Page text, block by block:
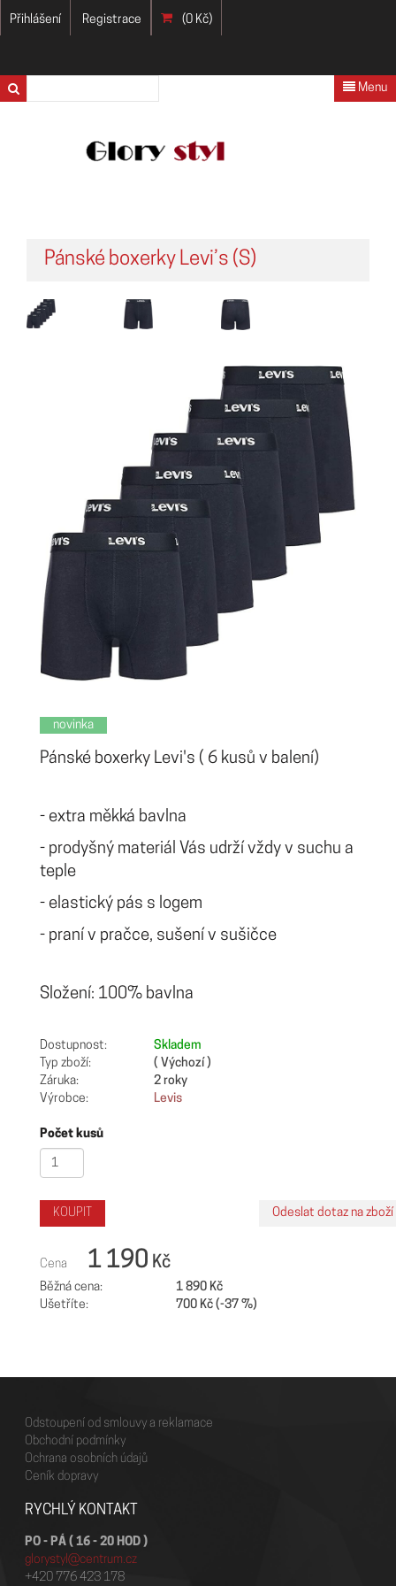
Přihlášení Registrace (0 Kč)
Menu
Pánské boxerky Levi’s (S)
novinka
Pánské boxerky Levi's ( 6 kusů v balení)
- extra měkká bavlna
- prodyšný materiál Vás udrží vždy v suchu a
teple
- elastický pás s logem
- praní v pračce, sušení v sušičce
Složení: 100% bavlna
Dostupnost:
Skladem
Typ zboží:
( Výchozí )
Záruka:
2 roky
Výrobce:
Levis
Počet kusů
Cena 1 190 Kč
Běžná cena:
1 890 Kč
Ušetříte:
700 Kč (-37 %)
Odstoupení od smlouvy a reklamace
Obchodní podmínky
Ochrana osobních údajů
Ceník dopravy
RYCHLÝ KONTAKT
PO - PÁ ( 16 - 20 HOD )
glorystyl@centrum.cz
+420 776 423 178